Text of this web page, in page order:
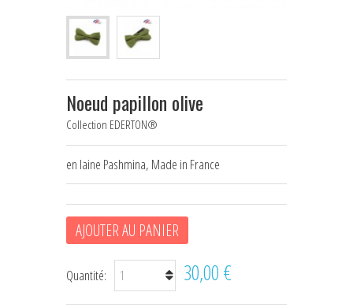
PETITS ACCESSOIRES TEXTILES
CRAVATES & PLASTRONS D'ÉQUITATION
HOUSSES D'ÉTRIERS
POCHES À FRIANDISES
BIJOUX DE LICOL
CEINTURES DE SMOKING
ÉCHARPES • FOULARDS
CHÈQUES CADEAU
Noeud papillon olive
Collection EDERTON®
en laine Pashmina, Made in France
AJOUTER AU PANIER
Quantité: 30,00 €